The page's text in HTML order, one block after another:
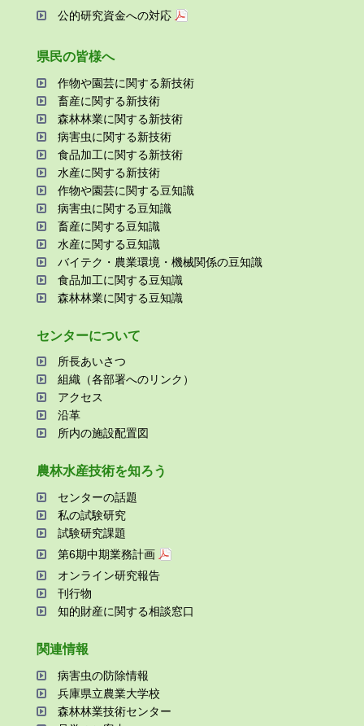
公的研究資金への対応
県⺠の皆様へ
作物や園芸に関する新技術
畜産に関する新技術
森林林業に関する新技術
病害⾍に関する新技術
⾷品加⼯に関する新技術
⽔産に関する新技術
作物や園芸に関する⾖知識
病害⾍に関する⾖知識
畜産に関する⾖知識
⽔産に関する⾖知識
バイテク・農業環境・機械関係の⾖知識
⾷品加⼯に関する⾖知識
森林林業に関する⾖知識
センターについて
所⻑あいさつ
組織（各部署へのリンク）
アクセス
沿⾰
所内の施設配置図
農林⽔産技術を知ろう
センターの話題
私の試験研究
試験研究課題
第6期中期業務計画
オンライン研究報告
刊⾏物
知的財産に関する相談窓⼝
関連情報
病害⾍の防除情報
兵庫県⽴農業⼤学校
森林林業技術センター